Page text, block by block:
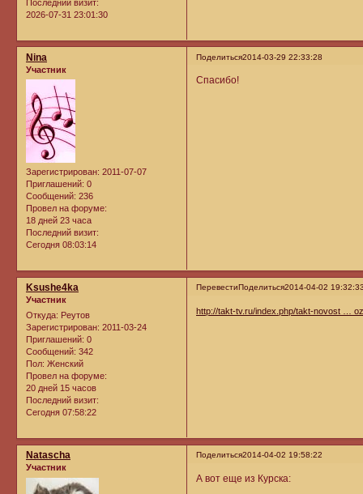
Последний визит:
2026-07-31 23:01:30
Поделиться2014-03-29 22:33:28
Nina
Участник
Зарегистрирован: 2011-07-07
Приглашений: 0
Сообщений: 236
Провел на форуме:
18 дней 23 часа
Последний визит:
Сегодня 08:03:14
Спасибо!
ПеревестиПоделиться2014-04-02
Ksushe4ka
Участник
Откуда: Реутов
Зарегистрирован: 2011-03-24
Приглашений: 0
Сообщений: 342
Пол: Женский
Провел на форуме:
20 дней 15 часов
Последний визит:
Сегодня 07:58:22
http://takt-tv.ru/index.php/takt-novost …
Поделиться2014-04-02 19:58:22
Natascha
Участник
А вот еще из Курска: